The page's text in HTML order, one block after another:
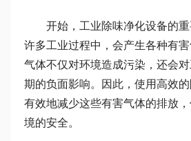
开始，工业除味净化设备的重
许多工业过程中，会产生各种有
气体不仅对环境造成污染，还会
期的负面影响。因此，使用高效
有效地减少这些有害气体的排放
境的安全。